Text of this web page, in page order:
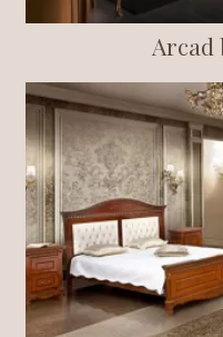
Arcad